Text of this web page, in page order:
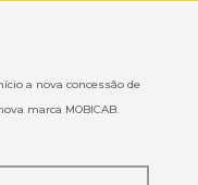
a nova concessão de
marca MOBICAB.